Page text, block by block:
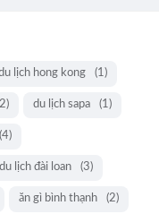
lịch hong kong (1)
du lịch sapa (1)
(4)
du lịch đài loan (3)
ăn gì bình thạnh (2)